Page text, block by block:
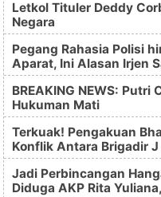
Letkol Tituler Deddy
Negara
Pegang Rahasia Polisi
Aparat, Ini Alasan Irjen
BREAKING NEWS:
Hukuman Mati
Terkuak! Pengakuan
Konflik Antara Brigadir
Jadi Perbincangan
Diduga AKP Rita